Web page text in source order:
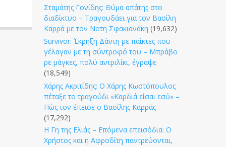
Σταμάτης Γονίδης: Θύμα απάτης στο
διαδίκτυο – Τραγουδάει για τον Βασίλη
Καρρά με τον Νοτη Σφακιανάκη (19,632)
Survivor: Έκρηξη Δάντη με παίκτες που
γέλαγαν με τη σύντροφό του – Μπράβο
ρε μάγκες, πολύ αντριλίκι, έγραψε
(18,549)
Χάρης Ακριτίδης: Ο Χάρης Κωστόπουλος
πέταξε το τραγούδι «Καρδιά είσαι εσύ» –
Πώς τον έπεισε ο Βασίλης Καρράς
(17,292)
Η Γη της Ελιάς – Επόμενα επεισόδια: Ο
Χρήστος και η Αφροδίτη παντρεύονται,